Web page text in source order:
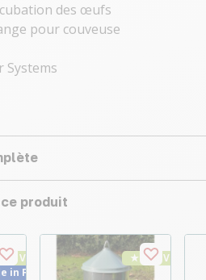
des œufs
pour couveuse
Systems
produit
Vente
in France
★ Top Vente